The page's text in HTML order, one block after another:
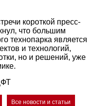
короткой пресс-
что большим
технопарка является
и технологий,
но и решений, уже
Все новости и статьи